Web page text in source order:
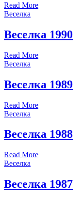
Read More
Веселка
Веселка 1990
Read More
Веселка
Веселка 1989
Read More
Веселка
Веселка 1988
Read More
Веселка
Веселка 1987